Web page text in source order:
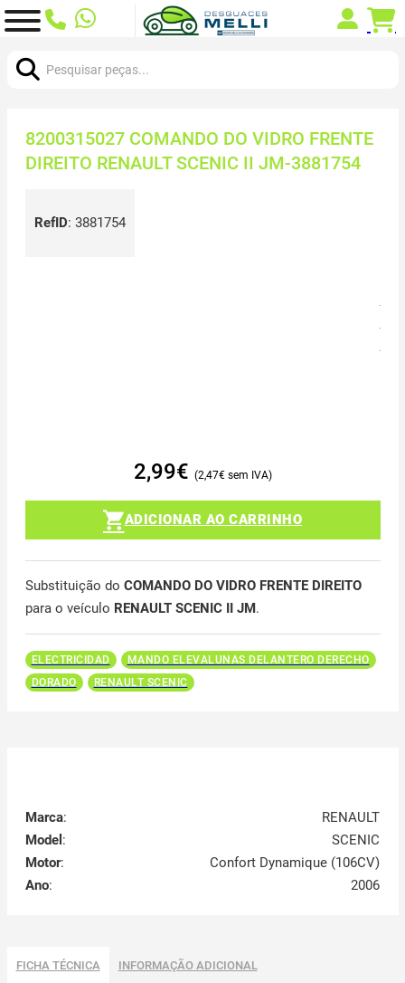
8200315027 COMANDO DO VIDRO FRENTE
DIREITO RENAULT SCENIC II JM-3881754
RefID: 3881754
2,99€ 2,47€
ADICIONAR AO CARRINHO
Substituição do COMANDO DO VIDRO FRENTE DIREITO
para o veículo RENAULT SCENIC II JM.
ELECTRICIDAD
MANDO ELEVALUNAS DELANTERO DERECHO
DORADO
RENAULT SCENIC
Marca:
RENAULT
Model :
SCENIC
Motor:
Confort Dynamique (106CV)
Ano: 2006
FICHA TÉCNICA INFORMAÇÃO ADICIONAL